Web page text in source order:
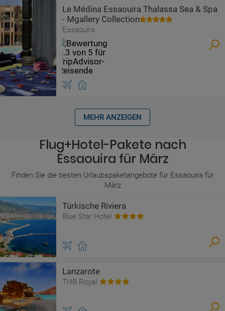
Le Médina Essaouira Thalassa Sea & Spa
- Mgallery Collection
Essaouira
MEHR ANZEIGEN
Flug+Hotel-Pakete nach
Essaouira für März
Finden Sie die besten Urlaubspaketangebote für Essaouira für
März
Türkische Riviera
Blue Star Hotel
Lanzarote
THB Royal